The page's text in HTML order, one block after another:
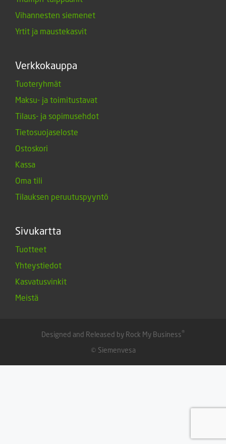
Vihannesten siemenet
Yrtit ja maustekasvit
Verkkokauppa
Tuoteryhmät
Maksu- ja toimitustavat
Tilaus- ja sopimusehdot
Tietosuojaseloste
Ostoskori
Kassa
Oma tili
Tilauksen peruutuspyyntö
Sivukartta
Tuotteet
Yhteystiedot
Kasvatusvinkit
Meistä
Designed and Released by Rock My Business®
© Siemenvesa